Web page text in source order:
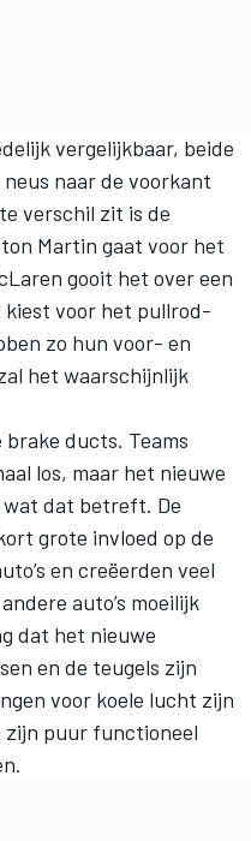
vergelijkbaar, beide
naar de voorkant
verschil zit is de
Martin gaat voor het
gooit het over een
kiest voor het pullrod-
zo hun voor- en
het waarschijnlijk
ducts. Teams
los, maar het nieuwe
dat betreft. De
grote invloed op de
en creëerden veel
auto’s moeilijk
dat het nieuwe
en de teugels zijn
voor koele lucht zijn
zijn puur functioneel